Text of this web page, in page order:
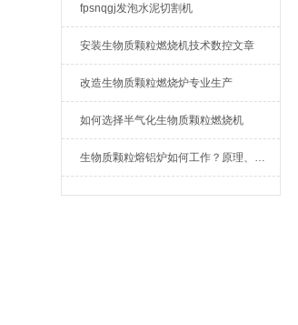
fpsnqgj发泡水泥切割机
安装生物质颗粒燃烧机技术数控文章
改造生物质颗粒燃烧炉专业生产
如何选择半气化生物质颗粒燃烧机
生物质颗粒熔铝炉如何工作？原理、结构与优势解析